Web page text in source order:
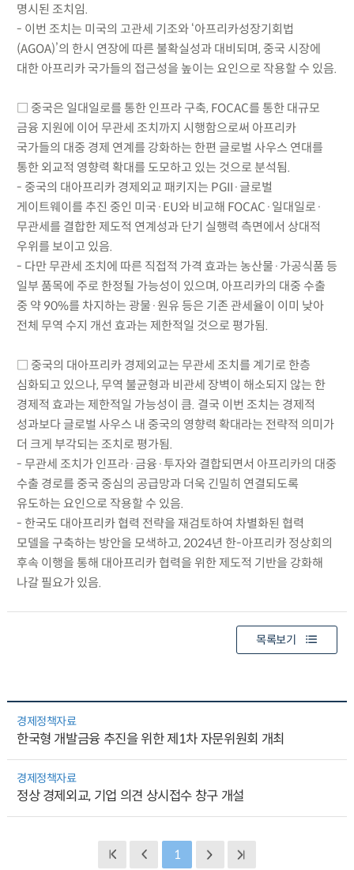
명시된 조치임.
- 이번 조치는 미국의 고관세 기조와 ‘아프리카성장기회법
(AGOA)’의 한시 연장에 따른 불확실성과 대비되며, 중국 시장에
대한 아프리카 국가들의 접근성을 높이는 요인으로 작용할 수 있음.
□ 중국은 일대일로를 통한 인프라 구축, FOCAC를 통한 대규모
금융 지원에 이어 무관세 조치까지 시행함으로써 아프리카
국가들의 대중 경제 연계를 강화하는 한편 글로벌 사우스 연대를
통한 외교적 영향력 확대를 도모하고 있는 것으로 분석됨.
- 중국의 대아프리카 경제외교 패키지는 PGII·글로벌
게이트웨이를 추진 중인 미국·EU와 비교해 FOCAC·일대일로·
무관세를 결합한 제도적 연계성과 단기 실행력 측면에서 상대적
우위를 보이고 있음.
- 다만 무관세 조치에 따른 직접적 가격 효과는 농산물·가공식품 등
일부 품목에 주로 한정될 가능성이 있으며, 아프리카의 대중 수출
중 약 90%를 차지하는 광물·원유 등은 기존 관세율이 이미 낮아
전체 무역 수지 개선 효과는 제한적일 것으로 평가됨.
□ 중국의 대아프리카 경제외교는 무관세 조치를 계기로 한층
심화되고 있으나, 무역 불균형과 비관세 장벽이 해소되지 않는 한
경제적 효과는 제한적일 가능성이 큼. 결국 이번 조치는 경제적
성과보다 글로벌 사우스 내 중국의 영향력 확대라는 전략적 의미가
더 크게 부각되는 조치로 평가됨.
- 무관세 조치가 인프라·금융·투자와 결합되면서 아프리카의 대중
수출 경로를 중국 중심의 공급망과 더욱 긴밀히 연결되도록
유도하는 요인으로 작용할 수 있음.
- 한국도 대아프리카 협력 전략을 재검토하여 차별화된 협력
모델을 구축하는 방안을 모색하고, 2024년 한-아프리카 정상회의
후속 이행을 통해 대아프리카 협력을 위한 제도적 기반을 강화해
나갈 필요가 있음.
목록보기
경제정책자료
한국형 개발금융 추진을 위한 제1차 자문위원회 개최
경제정책자료
정상 경제외교, 기업 의견 상시접수 창구 개설
1